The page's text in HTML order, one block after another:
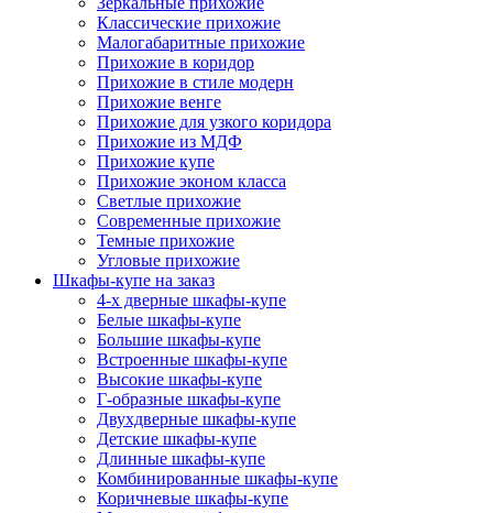
Классические прихожие
Малогабаритные прихожие
Прихожие в коридор
Прихожие в стиле модерн
Прихожие венге
Прихожие для узкого коридора
Прихожие из МДФ
Прихожие купе
Прихожие эконом класса
Светлые прихожие
Современные прихожие
Темные прихожие
Угловые прихожие
Шкафы-купе на заказ
4-х дверные шкафы-купе
Белые шкафы-купе
Большие шкафы-купе
Встроенные шкафы-купе
Высокие шкафы-купе
Г-образные шкафы-купе
Двухдверные шкафы-купе
Детские шкафы-купе
Длинные шкафы-купе
Комбинированные шкафы-купе
Коричневые шкафы-купе